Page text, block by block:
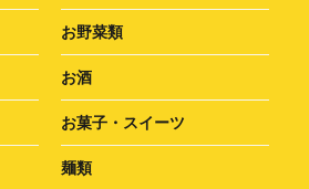
お野菜類
お酒
お菓子・スイーツ
麺類